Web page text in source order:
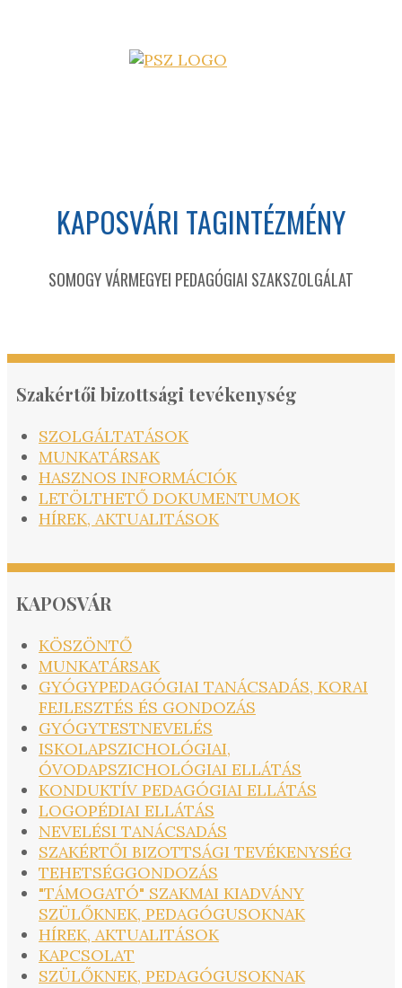
KAPOSVÁRI TAGINTÉZMÉNY
SOMOGY VÁRMEGYEI PEDAGÓGIAI SZAKSZOLGÁLAT
Szakértői bizottsági tevékenység
SZOLGÁLTATÁSOK
MUNKATÁRSAK
HASZNOS INFORMÁCIÓK
LETÖLTHETŐ DOKUMENTUMOK
HÍREK, AKTUALITÁSOK
KAPOSVÁR
KÖSZÖNTŐ
MUNKATÁRSAK
GYÓGYPEDAGÓGIAI TANÁCSADÁS, KORAI
FEJLESZTÉS ÉS GONDOZÁS
GYÓGYTESTNEVELÉS
ISKOLAPSZICHOLÓGIAI,
ÓVODAPSZICHOLÓGIAI ELLÁTÁS
KONDUKTÍV PEDAGÓGIAI ELLÁTÁS
LOGOPÉDIAI ELLÁTÁS
NEVELÉSI TANÁCSADÁS
SZAKÉRTŐI BIZOTTSÁGI TEVÉKENYSÉG
TEHETSÉGGONDOZÁS
"TÁMOGATÓ" SZAKMAI KIADVÁNY
SZÜLŐKNEK, PEDAGÓGUSOKNAK
HÍREK, AKTUALITÁSOK
KAPCSOLAT
SZÜLŐKNEK, PEDAGÓGUSOKNAK